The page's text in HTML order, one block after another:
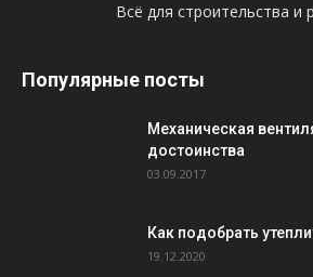
Всё для строительства и
Популярные посты
Механическая
достоинства
03.09.2017
Как подобрать
19.12.2020